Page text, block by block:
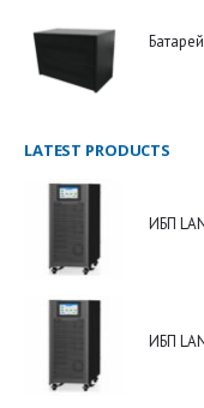
LATEST PRODUCTS
ИБП
ИБП